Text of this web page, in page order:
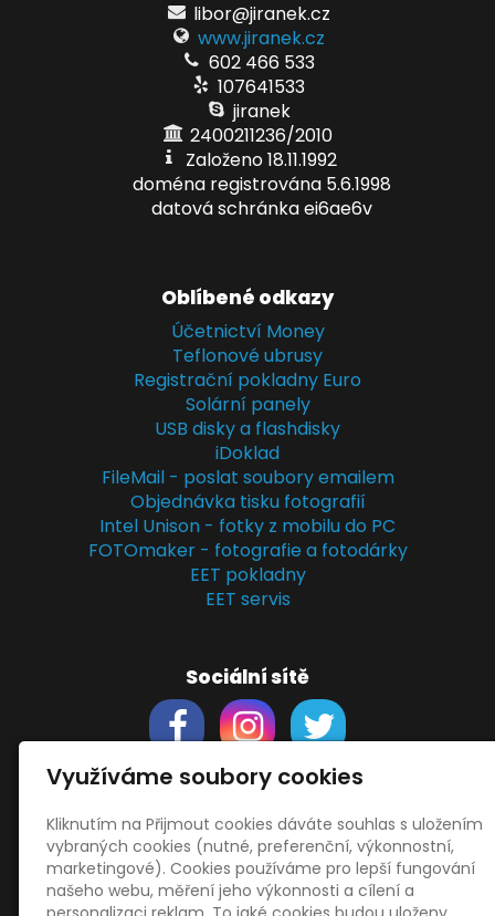
libor@jiranek.cz
www.jiranek.cz
602 466 533
107641533
jiranek
2400211236/2010
Založeno 18.11.1992
doména registrována 5.6.1998
datová schránka ei6ae6v
Oblíbené odkazy
Účetnictví Money
Teflonové ubrusy
Registrační pokladny Euro
Solární panely
USB disky a flashdisky
iDoklad
FileMail - poslat soubory emailem
Objednávka tisku fotografií
Intel Unison - fotky z mobilu do PC
FOTOmaker - fotografie a fotodárky
EET pokladny
EET servis
Sociální sítě
Support
Obchodní podmínky
Zásady zpracování osobních údajů
Využíváme soubory cookies
Kliknutím na Přijmout cookies dáváte souhlas s uložením
vybraných cookies (nutné, preferenční, výkonnostní,
marketingové). Cookies používáme pro lepší fungování
našeho webu, měření jeho výkonnosti a cílení a